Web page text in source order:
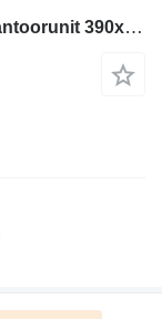
2026 - Adacon - W400 - Geïsoleerde kantoorunit 390x220 cm (ongeb